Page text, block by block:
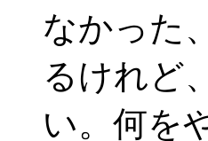
なかった
るけれど
い。何を